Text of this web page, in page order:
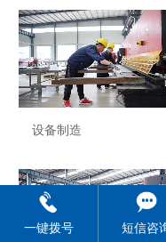
设备制造
一键拨号 短信咨